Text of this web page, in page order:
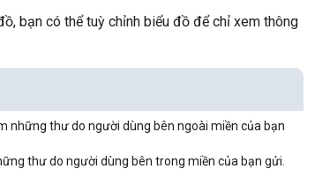
bạn có thể tuỳ chỉnh biểu đồ để chỉ xem thông
những thư do người dùng bên ngoài miền của bạn
thư do người dùng bên trong miền của bạn gửi.